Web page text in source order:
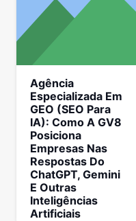
Agência
Especializada Em
GEO (SEO Para
IA): Como A GV8
Posiciona
Empresas Nas
Respostas Do
ChatGPT, Gemini
E Outras
Inteligências
Artificiais